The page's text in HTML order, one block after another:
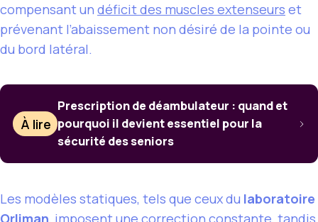
compensant un déficit des muscles extenseurs et
prévenant l’abaissement non désiré de la pointe ou
du bord latéral.
À lire
Prescription de déambulateur : quand et
pourquoi il devient essentiel pour la
sécurité des seniors
Les modèles statiques, tels que ceux du laboratoire
Orliman, imposent une correction constante, tandis